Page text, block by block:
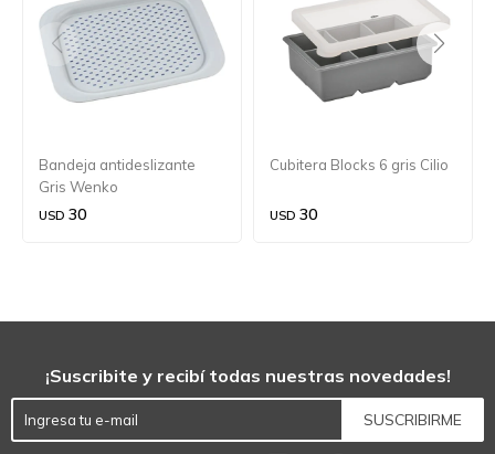
Bandeja antideslizante
Gris Wenko
USD 30
Cubitera Blocks 6 gris Cilio
USD 30
¡Suscribite y recibí todas nuestras novedades!
SUSCRIBIRME